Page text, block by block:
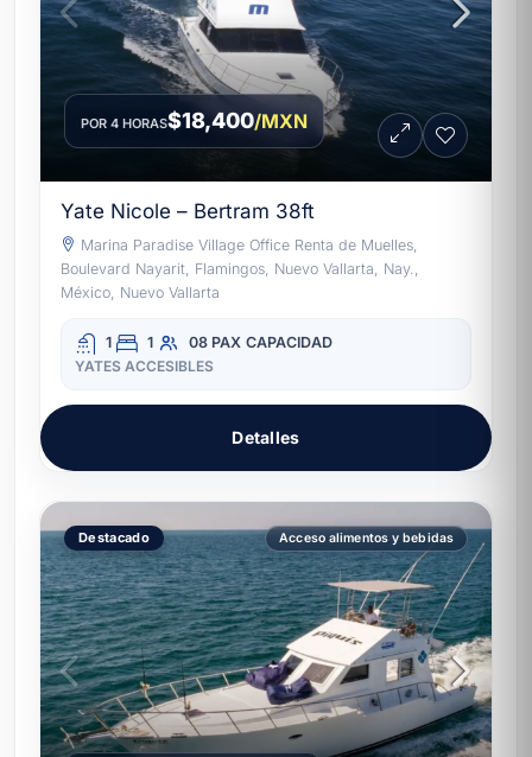
POR 4 HORAS$18,400/MXN
Yate Nicole – Bertram 38ft
Marina Paradise Village Office Renta de Muelles,
Boulevard Nayarit, Flamingos, Nuevo Vallarta, Nay.,
México, Nuevo Vallarta
1 1 08 PAX CAPACIDAD
YATES ACCESIBLES
Detalles
Destacado Acceso alimentos y bebidas